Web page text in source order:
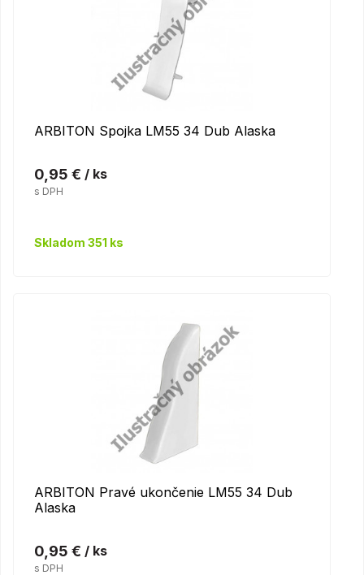
ARBITON Spojka LM55 34 Dub Alaska
0,95 € / ks
s DPH
Skladom 351 ks
ARBITON Pravé ukončenie LM55 34 Dub
Alaska
0,95 € / ks
s DPH